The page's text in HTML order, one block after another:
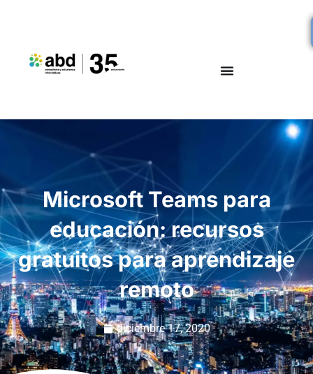
Microsoft Teams para
educación: recursos
gratuitos para aprendizaje
remoto
diciembre 17, 2020